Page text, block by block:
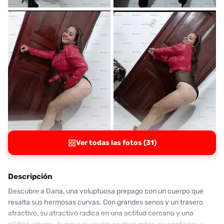
Ver todas las fotos (31)
Descripción
Descubre a Dana, una voluptuosa prepago con un cuerpo que
resalta sus hermosas curvas. Con grandes senos y un trasero
atractivo, su atractivo radica en una actitud cercana y una